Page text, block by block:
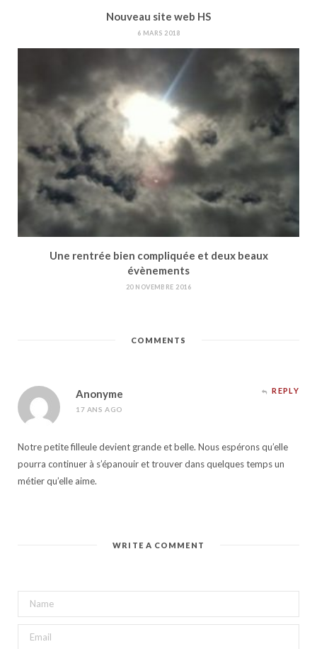
Nouveau site web HS
6 MARS 2018
Une rentrée bien compliquée et deux beaux
évènements
20 NOVEMBRE 2016
COMMENTS
Anonyme
17 ANS AGO
REPLY
Notre petite filleule devient grande et belle. Nous espérons qu’elle
pourra continuer à s’épanouir et trouver dans quelques temps un
métier qu’elle aime.
WRITE A COMMENT